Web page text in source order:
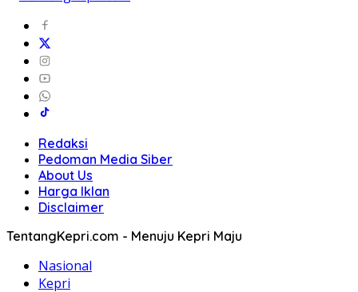
Redaksi
Pedoman Media Siber
About Us
Harga Iklan
Disclaimer
TentangKepri.com - Menuju Kepri Maju
Nasional
Kepri